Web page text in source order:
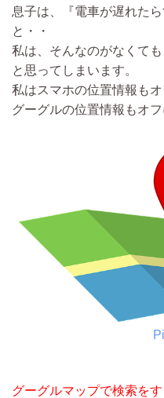
息子は、『電車が遅れた
と・・
私は、そんなのがなくて
と思ってしまいます。
私はスマホの位置情報もオ
グーグルの位置情報もオフ
グーグルマップで検索を